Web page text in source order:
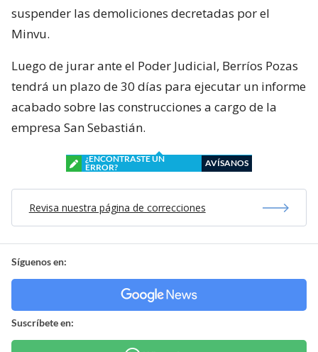
suspender las demoliciones decretadas por el
Minvu.
Luego de jurar ante el Poder Judicial, Berríos Pozas
tendrá un plazo de 30 días para ejecutar un informe
acabado sobre las construcciones a cargo de la
empresa San Sebastián.
¿ENCONTRASTE UN
ERROR?
AVÍSANOS
Revisa nuestra página de correcciones
Síguenos en:
Suscríbete en: